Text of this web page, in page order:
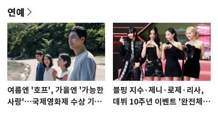
연예
여름엔 '호프', 가을엔 '가능한
사랑'…국제영화제 수상 기대
블핑 지수·제니·로제·리사,
데뷔 10주년 이벤트 '완전체'